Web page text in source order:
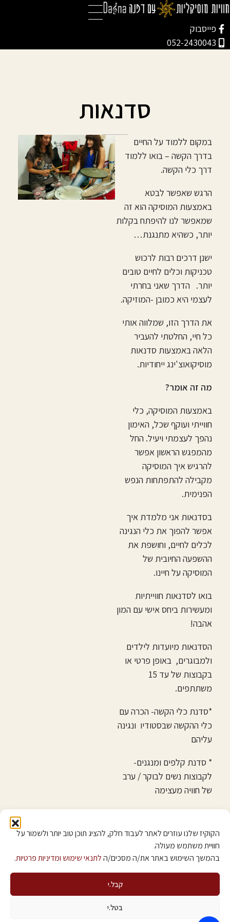
הקוקיז שלנו עוזרים לאתר לעבוד חלק, להציג תוכן טוב יותר ולשמור על
חוויית משתמש מעולה.
בהמשך השימוש באתר את/ה מסכים/הלתנאי שימוש ומדיניות פרטיות.
קבל.י
בטל.י
דפנה - אמנית הקסילופוניםמופעים, סדנאות, מוסיקה לקבלת פנים לאירועים פרטיים ועסקיים פייסבוק
052-2430043
סדנאות
במקום ללמוד על החיים
בדרך הקשה – בואו ללמוד
דרך כלי הקשה.
הרגש שאפשר לבטא
באמצעות המוסיקה הוא זה
שמאפשר לנו להיפתח בקלות
יותר, כשהיא מתנגנת…
ישנן דרכים רבות לרכוש
טכניקות וכלים לחיים טובים
יותר. הדרך שאני בחרתי
לעצמי היא כמובן -המוזיקה.
את הדרך הזו, שמלווה אותי
כל חיי, החלטתי להעביר
הלאה באמצעות סדנאות
מוסיקואוצ'ינג ייחודיות.
מה זה אומר?
באמצעות המוסיקה, כלי
חווייתי ועוקף שכל, האימון
נהפך לעצמתי ויעיל. החל
מהמפגש הראשון אפשר
להרגיש איך המוסיקה
מקבילה להתפתחות הנפש
הפנימית.
בסדנאות אני מלמדת איך
אפשר להפוך את כלי הנגינה
לכלים לחיים, וחושפת את
ההשפעה החיובית של
המוסיקה על חיינו.
בואו לסדנאות חווייתיות
ומעשירות ביחס אישי עם המון
אהבה!
הסדנאות מיועדות לילדים
ולמבוגרים, באופן פרטי או
בקבוצות של עד 15
משתתפים.
*סדנת כלי הקשה- הכרה עם
כלי ההקשה שבסטודיו ונגינה
עליהם
* סדנת קלפים ומנגנים-
לקבוצות נשים לבוקר / ערב
של חוויה מעצימה
*סדנת מוסיקואוצ'ינג- אימון
Powered byStudio Sarit – Digital solutions